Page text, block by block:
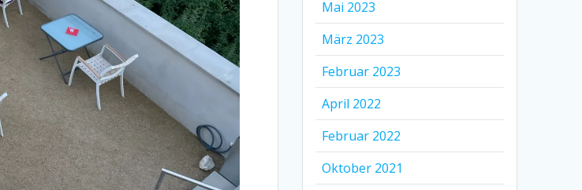
Mai 2023
März 2023
Februar 2023
April 2022
Februar 2022
Oktober 2021